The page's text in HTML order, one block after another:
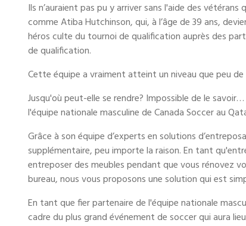
Ils n’auraient pas pu y arriver sans l'aide des
comme Atiba Hutchinson, qui, à l’âge de 39 ans,
héros culte du tournoi de qualification auprès des
de qualification.
Cette équipe a vraiment atteint un niveau que peu
Jusqu'où peut-elle se rendre? Impossible de le
l'équipe nationale masculine de Canada Soccer au
Grâce à son équipe d’experts en solutions
supplémentaire, peu importe la raison. En tant
entreposer des meubles pendant que vous rénovez
bureau, nous vous proposons une solution qui est
En tant que fier partenaire de l'équipe nationale
cadre du plus grand événement de soccer qui aura